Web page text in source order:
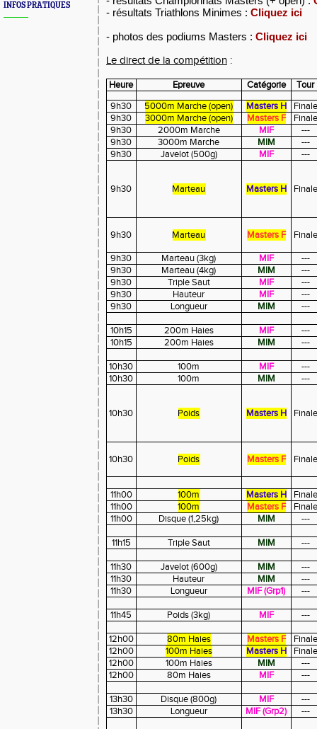
INFOS PRATIQUES
- résultats Triathlons Minimes : Cliquez ici
- photos des podiums Masters : Cliquez ici
Le direct de la compétition :
Heure Epreuve Catégorie
Tour
9h30
5000m Marche (open) Masters H
Finale
9h30
3000m Marche (open) Masters F
Finale
9h30
2000m Marche MIF
---
9h30
3000m Marche MIM
---
9h30
Javelot (500g) MIF ---
9h30 Marteau Masters H Finale
9h30 Marteau Masters F Finale
9h30 Marteau (3kg) MIF
---
9h30
Marteau (4kg) MIM
---
9h30
Triple Saut MIF
---
9h30
Hauteur MIF
---
9h30
Longueur MIM ---
10h15 200m Haies MIF
---
10h15
200m Haies MIM ---
10h30 100m MIF
---
10h30
100m MIM ---
10h30 Poids Masters H Finale
10h30 Poids Masters F Finale
11h00 100m Masters H
Finale
11h00
100m Masters F
Finale
11h00
Disque (1,25kg) MIM ---
11h15 Triple Saut MIM ---
11h30 Javelot (600g) MIM
---
11h30
Hauteur MIM
---
11h30
Longueur MIF (Grp1) ---
11h45 Poids (3kg) MIF ---
12h00 80m Haies Masters F
Finale
12h00
100m Haies Masters H
Finale
12h00
100m Haies MIM
---
12h00
80m Haies MIF ---
13h30 Disque (800g) MIF
---
13h30
Longueur MIF (Grp2) ---